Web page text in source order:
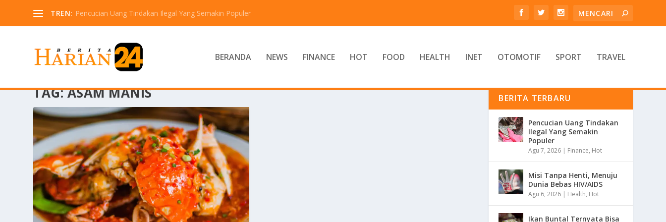
TREN: Pencucian Uang Tindakan Ilegal Yang Semakin Populer
BERANDA NEWS FINANCE HOT FOOD HEALTH INET OTOMOTIF SPORT TRAVEL
TAG:ASAM MANIS BERITA TERBARU
Pencucian Uang Tindakan
Ilegal Yang Semakin
Populer
Agu 7, 2026 | Finance, Hot
Misi Tanpa Henti, Menuju
Dunia Bebas HIV/AIDS
Agu 6, 2026 | Health, Hot
Ikan Buntal Ternyata Bisa